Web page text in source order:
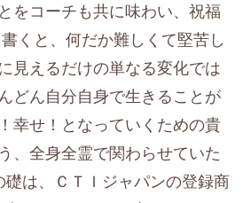
をコーチも共に味わい、祝福
くと、何だか難しくて堅苦し
見えるだけの単なる変化では
どん自分自身で生きることが
幸せ！となっていくための貴
、全身全霊で関わらせていた
は、ＣＴＩジャパンの登録商